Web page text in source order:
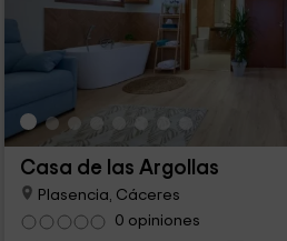
Casa de las Argollas
Plasencia, Cáceres
0 opiniones